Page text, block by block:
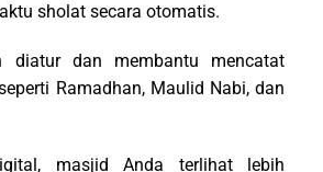
sholat secara otomatis.
dan membantu mencatat
Ramadhan, Maulid Nabi, dan
masjid Anda terlihat lebih